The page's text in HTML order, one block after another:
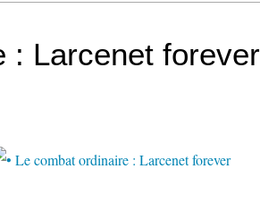
: Larcenet forever